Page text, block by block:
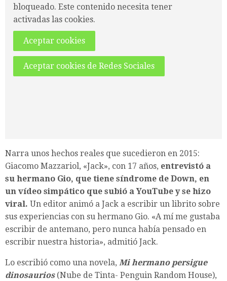
bloqueado. Este contenido necesita tener
activadas las cookies.
Aceptar cookies
Aceptar cookies de Redes Sociales
Narra unos hechos reales que sucedieron en 2015:
Giacomo Mazzariol, «Jack», con 17 años, entrevistó a
su hermano Gio, que tiene síndrome de Down, en
un vídeo simpático que subió a YouTube y se hizo
viral. Un editor animó a Jack a escribir un librito sobre
sus experiencias con su hermano Gio. «A mí me gustaba
escribir de antemano, pero nunca había pensado en
escribir nuestra historia», admitió Jack.
Lo escribió como una novela, Mi hermano persigue
dinosaurios(Nube de Tinta- Penguin Random House),